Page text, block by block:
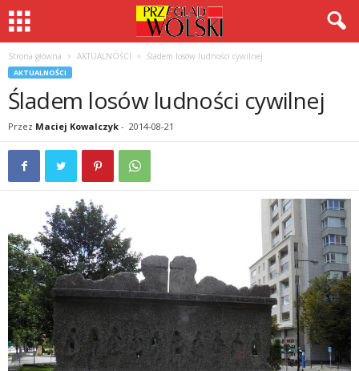
Strona główna AKTUALNOŚCI Śladem losów ludności cywilnej
AKTUALNOŚCI
Śladem losów ludności cywilnej
Przez Maciej Kowalczyk - 2014-08-21